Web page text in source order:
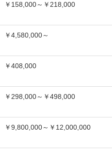
￥158,000～￥218,000
￥4,580,000～
￥408,000
￥298,000～￥498,000
￥9,800,000～￥12,000,000